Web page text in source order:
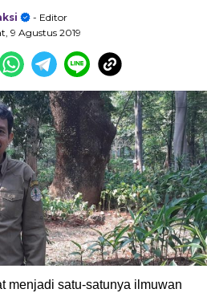
- Editor
9 Agustus 2019
menjadi satu-satunya ilmuwan